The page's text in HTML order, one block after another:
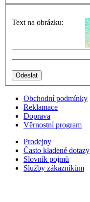
Text na obrázku:
Obchodní podmínky
Reklamace
Doprava
Věrnostní program
Prodejny
Často kladené dotazy
Slovník pojmů
Služby zákazníkům